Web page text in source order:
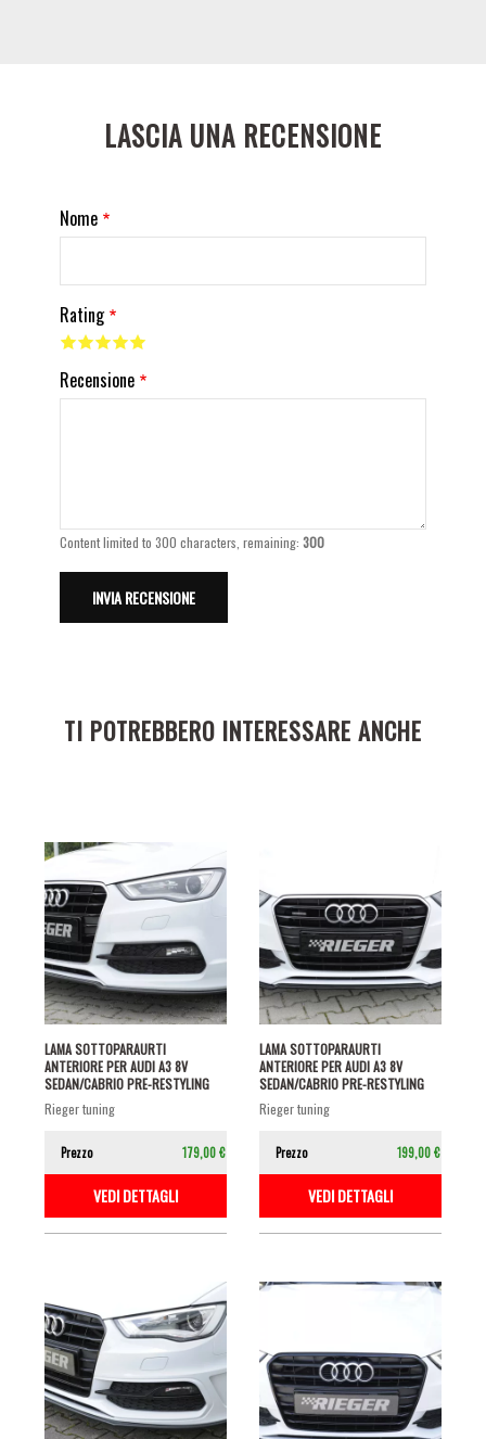
LASCIA UNA RECENSIONE
Nome
Rating
Recensione
Content limited to 300 characters, remaining:300
TI POTREBBERO INTERESSARE ANCHE
LAMA SOTTOPARAURTI
ANTERIORE PER AUDI A3 8V
SEDAN/CABRIO PRE-RESTYLING
CON S-LINE NERO...
rieger tuning
Prezzo 179,00 €
VEDI DETTAGLI
LAMA SOTTOPARAURTI
ANTERIORE PER AUDI A3 8V
SEDAN/CABRIO PRE-RESTYLING
CON S-LINE NERO...
rieger tuning
Prezzo 199,00 €
VEDI DETTAGLI